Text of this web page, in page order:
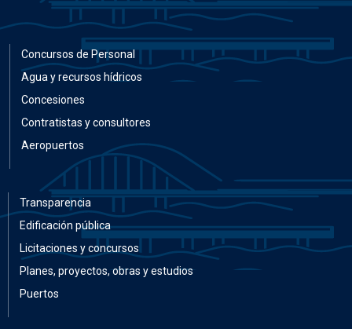
Concursos de Personal
Agua y recursos hídricos
Concesiones
Contratistas y consultores
Aeropuertos
Transparencia
Edificación pública
Licitaciones y concursos
Planes, proyectos, obras y estudios
Puertos